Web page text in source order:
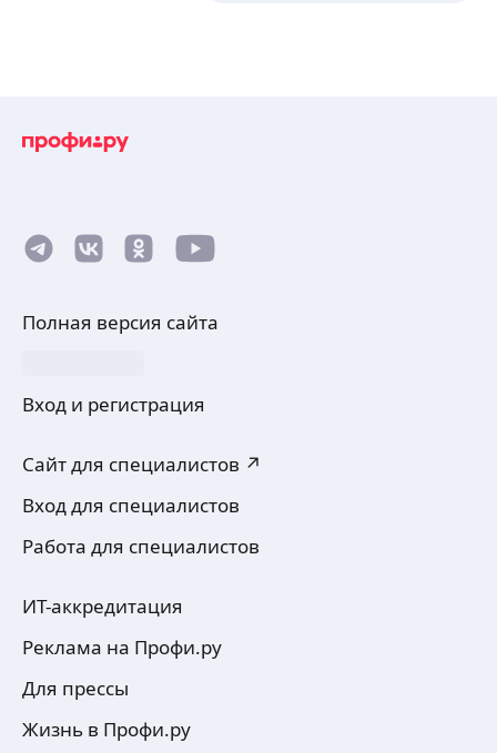
Полная версия сайта
Вход и регистрация
Сайт для специалистов ↗
Вход для специалистов
Работа для специалистов
ИТ-аккредитация
Реклама на Профи.ру
Для прессы
Жизнь в Профи.ру